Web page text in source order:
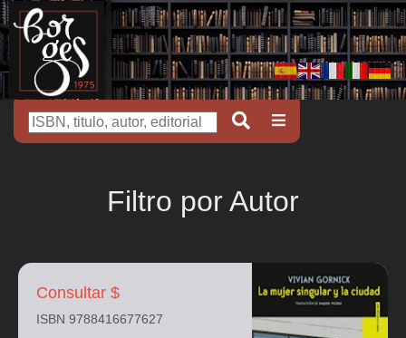
Filtro por Autor
Consultar $
ISBN 9788416677627